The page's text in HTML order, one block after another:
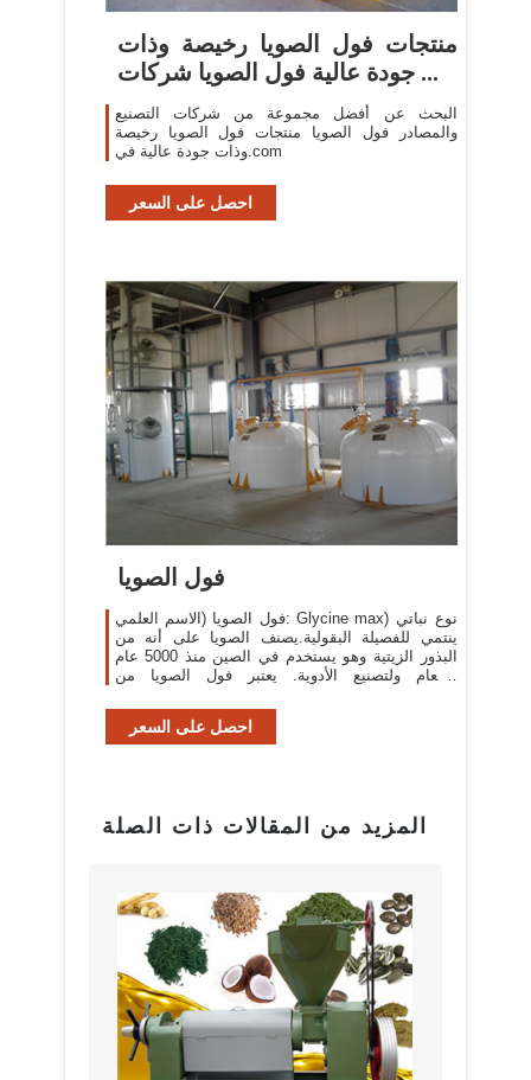
منتجات فول الصويا رخيصة وذات
جودة عالية فول الصويا شركات ...
البحث عن أفضل مجموعة من شركات التصنيع
والمصادر فول الصويا منتجات فول الصويا رخيصة
وذات جودة عالية في.com
احصل على السعر
فول الصويا
فول الصويا (الاسم العلمي: Glycine max) نوع نباتي
ينتمي للفصيلة البقولية.يصنف الصويا على أنه من
البذور الزيتية وهو يستخدم في الصين منذ 5000 عام
كطعام ولتصنيع الأدوية. يعتبر فول الصويا من
احصل على السعر
المزيد من المقالات ذات الصلة